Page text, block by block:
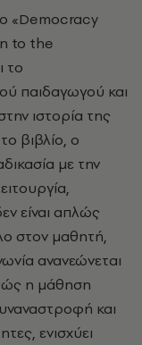
«Democracy
to the
το
παιδαγωγού και
ιστορία της
βιβλίο, ο
με την
είναι απλώς
στον μαθητή,
ανανεώνεται
η μάθηση
και
ενισχύει